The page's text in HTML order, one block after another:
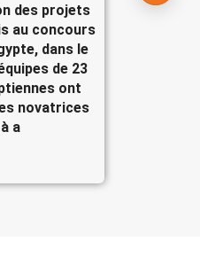
des projets
au concours
dans le
de 23
ont
novatrices
a